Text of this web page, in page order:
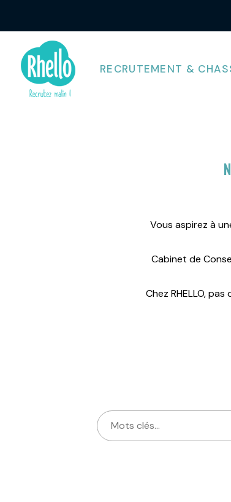
RECRUTEMENT &
Vous aspirez à
Cabinet de
Chez RHELLO,